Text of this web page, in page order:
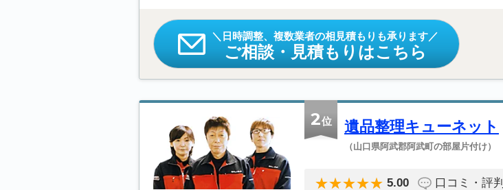
日時調整、複数業者の相見積もりも承ります
ご相談・見積もりはこちら
2位 遺品整理キューネット
（山口県阿武郡阿武町の部屋片付け）
5.00 口コミ・評判